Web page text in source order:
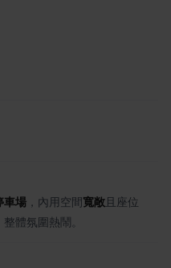
車場 ，內用空間寬敞 且座位
體氛圍熱鬧。